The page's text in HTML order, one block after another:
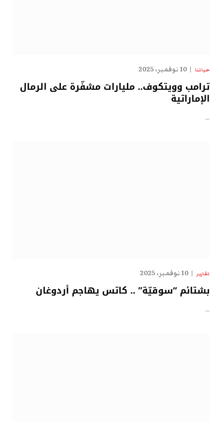
حياتنا 10 نوفمبر، 2025
ترامب وويتكوف.. مليارات مشفّرة على الرمال
الإماراتية
…
تقارير 10 نوفمبر، 2025
بشتائم “سوقيّة” .. كاتس يهاجم أردوغان
…